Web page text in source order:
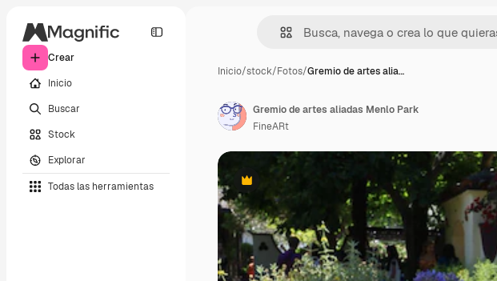
Crear
Inicio
Buscar
Stock
Explorar
Todas las herramientas
Inicio/stock/Fotos/Gremio de artes alia…
Premium
Gremio de artes aliadas Menlo Park
FineARt